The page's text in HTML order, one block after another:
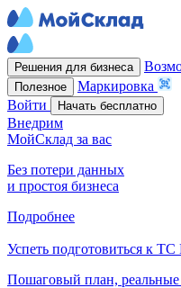
Решения для бизнеса
Полезное
Маркировка
Войти
Начать бесплатно
Внедрим
МойСклад за вас
Без потери данных
и простоя бизнеса
Подробнее
Успеть подготовиться к
Пошаговый план,